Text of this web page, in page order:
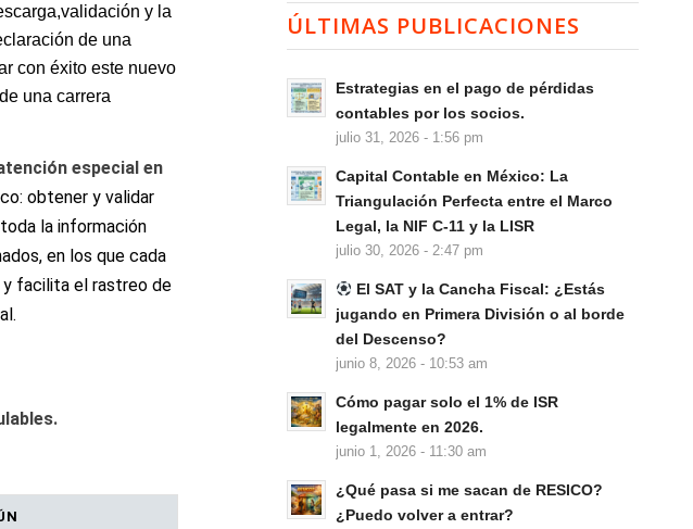
y la
de una
con éxito este nuevo
una carrera
‌especial en
obtener y⁤ validar
la información
en los que cada
y facilita el rastreo de
ÚLTIMAS PUBLICACIONES
Estrategias en el pago de pérdidas
contables por los socios.
julio 31, 2026 - 1:56 pm
Capital Contable en México: La
Triangulación Perfecta entre el Marco
Legal, la NIF C-11 y la LISR
julio 30, 2026 - 2:47 pm
El SAT y la Cancha Fiscal: ¿Estás
jugando en Primera División o al borde
del Descenso?
junio 8, 2026 - 10:53 am
Cómo pagar solo el 1% de ISR
legalmente en 2026.
junio 1, 2026 - 11:30 am
¿Qué pasa si me sacan de RESICO?
¿Puedo volver a entrar?